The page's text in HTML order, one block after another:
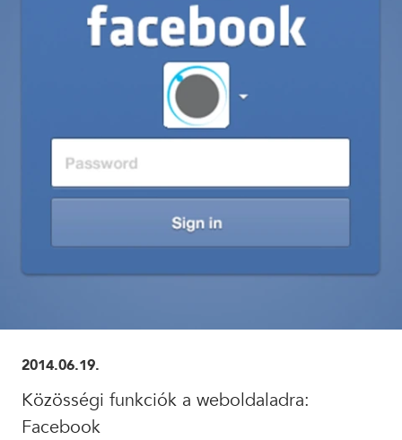
ELOLVASOM
2014.06.19.
Közösségi funkciók a weboldaladra:
Facebook